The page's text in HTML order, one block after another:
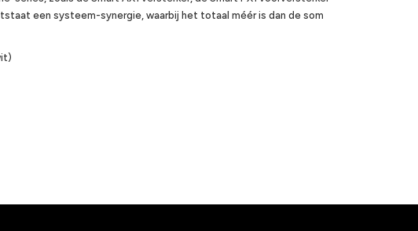
een systeem-synergie, waarbij het totaal méér is dan de som